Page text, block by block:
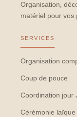
Organisation,
matériel pour vos
SERVICES
Organisation
Coup de pouce
Coordination jour
Cérémonie laïque